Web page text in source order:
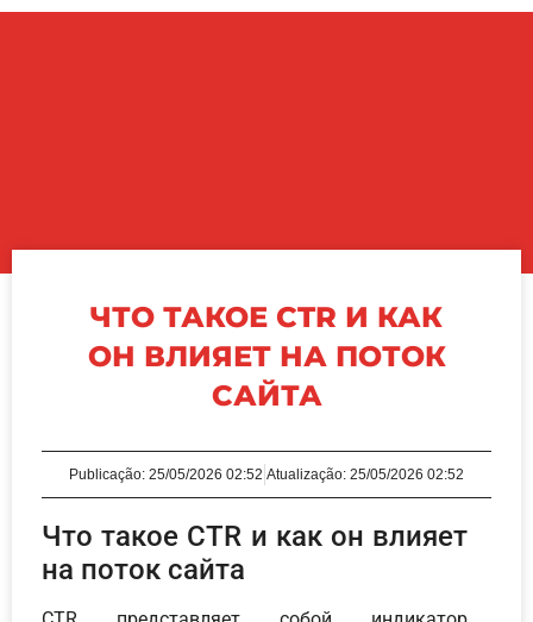
ЧТО ТАКОЕ CTR И КАК
ОН ВЛИЯЕТ НА ПОТОК
САЙТА
Publicação: 25/05/2026 02:52 Atualização: 25/05/2026 02:52
Что такое CTR и как он влияет
на поток сайта